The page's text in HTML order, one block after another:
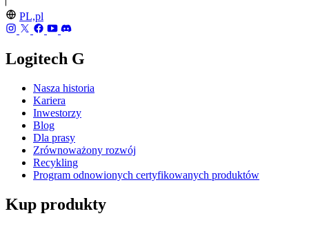
PL,pl
Logitech G
Nasza historia
Kariera
Inwestorzy
Blog
Dla prasy
Zrównoważony rozwój
Recykling
Program odnowionych certyfikowanych produktów
Kup produkty